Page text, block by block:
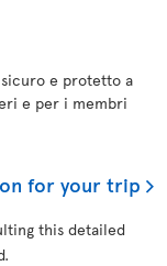
e protetto a
e per i membri
for your trip
this detailed